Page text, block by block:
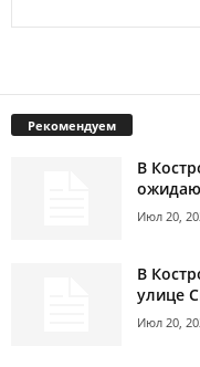
Рекомендуем
В
Июл 20,
В
улице
Июл 20,